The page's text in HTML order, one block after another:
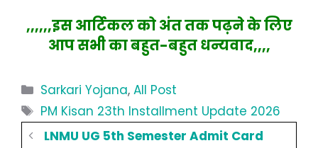
,,,,,,इस आर्टिकल को अंत तक पढ़ने के लिए
आप सभी का बहुत-बहुत धन्यवाद,,,,
Categories
Sarkari Yojana,All Post
Tags
PM Kisan 23th Installment Update 2026
LNMU UG 5th Semester Admit Card